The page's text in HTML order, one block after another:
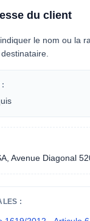
du client
le nom ou la
:
Avenue Diagonal
: